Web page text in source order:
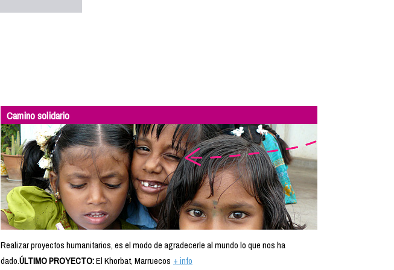
Camino solidario
Realizar proyectos humanitarios, es el modo de agradecerle al mundo lo que nos ha
dado.ÚLTIMO PROYECTO:El Khorbat, Marruecos + info